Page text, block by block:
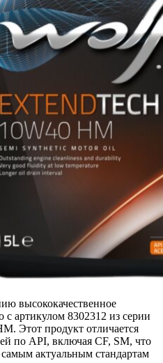
высококачественное
с артикулом 8302312 из серии
Этот продукт отличается
по API, включая CF, SM, что
самым актуальным стандартам